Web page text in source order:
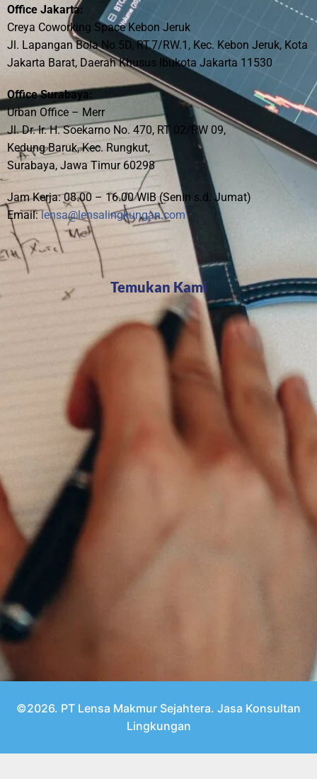
Office Jakarta:
Creya Coworking Space Kebon Jeruk
Jl. Lapangan Bola No.5D, RT.7/RW.1, Kec. Kebon Jeruk, Kota
Jakarta Barat, Daerah Khusus Ibukota Jakarta 11530
Office Surabaya:
Urban Office – Merr
Jl. Dr. Ir. H. Soekarno No. 470, RT 02/RW 09,
Kedung Baruk, Kec. Rungkut,
Surabaya, Jawa Timur 60298
Jam Kerja: 08.00 – 16.00 WIB (Senin s.d. Jumat)
Email:lensa@lensalingkungan.com
Temukan Kami
©2026. PT Lensa Makmur Sejahtera. Jasa Konsultan
Lingkungan